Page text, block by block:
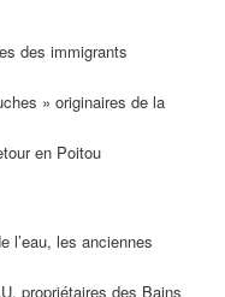
des immigrants
» originaires de la
en Poitou
l’eau, les anciennes
propriétaires des Bains